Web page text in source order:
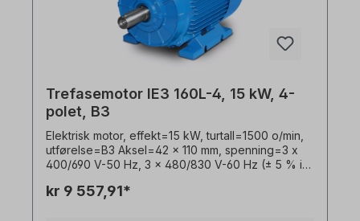
kun utføres av kvalifisert personell. For
modifikasjoner eller spesialutførelser, vennligst
send oss en forespørsel. Alle produktbilder er
uforpliktende eksempler! Med forbehold om
Trefasemotor IE3 160L-4, 15 kW, 4-
polet, B3
Elektrisk motor, effekt=15 kW, turtall=1500 o/min,
utførelse=B3 Aksel=42 x 110 mm, spenning=3 x
400/690 V-50 Hz, 3 x 480/830 V-60 Hz (± 5 % i
Virkningsgradsklasse=IE3, virkningsgrad=92,1 %,
kr 9 557,91*